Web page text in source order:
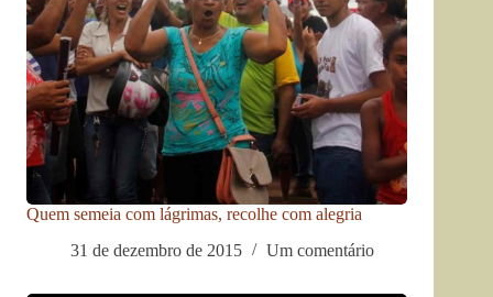
Quem semeia com lágrimas, recolhe com alegria
31 de dezembro de 2015
Um comentário